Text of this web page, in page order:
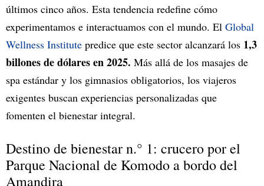
últimos cinco años. Esta tendencia redefine cómo
experimentamos e interactuamos con el mundo. El Global
Wellness Institute predice que este sector alcanzará los 1,3
billones de dólares en 2025. Más allá de los masajes de
spa estándar y los gimnasios obligatorios, los viajeros
exigentes buscan experiencias personalizadas que
fomenten el bienestar integral.
Destino de bienestar n.° 1: crucero por el
Parque Nacional de Komodo a bordo del
Amandira